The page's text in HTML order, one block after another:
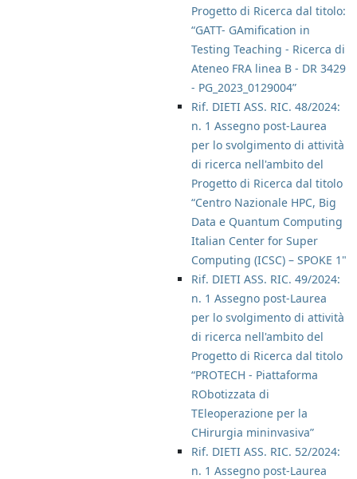
Progetto di Ricerca dal titolo:
“GATT- GAmification in
Testing Teaching - Ricerca di
Ateneo FRA linea B - DR 3429
- PG_2023_0129004”
Rif. DIETI ASS. RIC. 48/2024:
n. 1 Assegno post-Laurea
per lo svolgimento di attività
di ricerca nell'ambito del
Progetto di Ricerca dal titolo
“Centro Nazionale HPC, Big
Data e Quantum Computing
Italian Center for Super
Computing (ICSC) – SPOKE 1"
Rif. DIETI ASS. RIC. 49/2024:
n. 1 Assegno post-Laurea
per lo svolgimento di attività
di ricerca nell'ambito del
Progetto di Ricerca dal titolo
“PROTECH - Piattaforma
RObotizzata di
TEleoperazione per la
CHirurgia mininvasiva”
Rif. DIETI ASS. RIC. 52/2024:
n. 1 Assegno post-Laurea